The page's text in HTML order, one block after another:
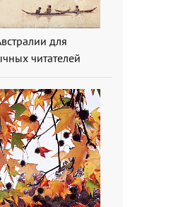
для
читателей